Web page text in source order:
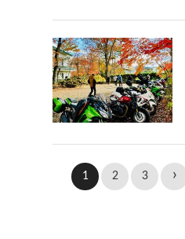
1 2 3 ›